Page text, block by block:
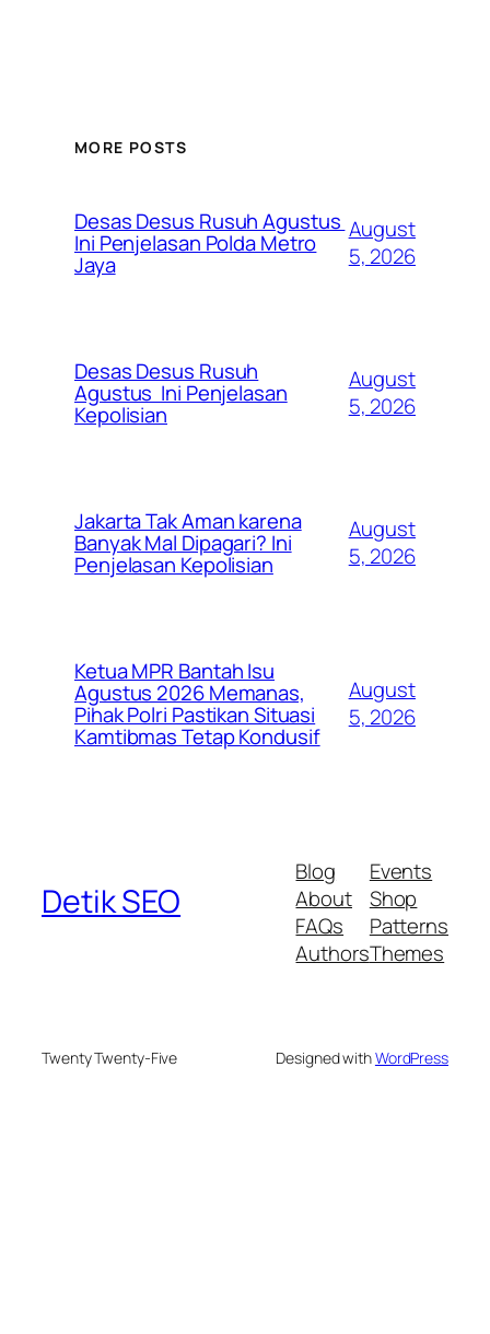
MORE POSTS
Desas Desus Rusuh Agustus
Ini Penjelasan Polda Metro
Jaya
August
5, 2026
Desas Desus Rusuh
Agustus Ini Penjelasan
Kepolisian
August
5, 2026
Jakarta Tak Aman karena
Banyak Mal Dipagari? Ini
Penjelasan Kepolisian
August
5, 2026
Ketua MPR Bantah Isu
Agustus 2026 Memanas,
Pihak Polri Pastikan Situasi
Kamtibmas Tetap Kondusif
August
5, 2026
Detik SEO
Blog
About
FAQs
Authors
Events
Shop
Patterns
Themes
Twenty Twenty-Five Designed withWordPress